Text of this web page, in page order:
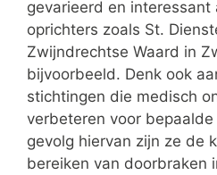
gevarieerd en interessant
oprichters zoals St.
Zwijndrechtse Waard in
bijvoorbeeld. Denk ook
stichtingen die medisch
verbeteren voor bepaalde
gevolg hiervan zijn ze de
bereiken van doorbraken